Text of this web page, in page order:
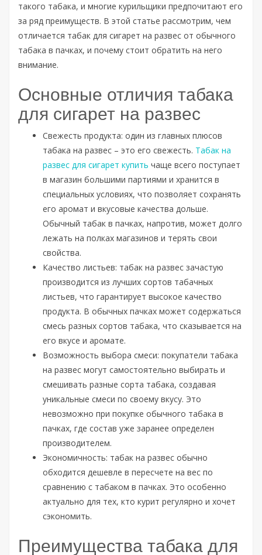
такого табака, и многие курильщики предпочитают его
за ряд преимуществ. В этой статье рассмотрим, чем
отличается табак для сигарет на развес от обычного
табака в пачках, и почему стоит обратить на него
внимание.
Основные отличия табака
для сигарет на развес
Свежесть продукта: один из главных плюсов
табака на развес – это его свежесть. Табак на
развес для сигарет купить чаще всего поступает
в магазин большими партиями и хранится в
специальных условиях, что позволяет сохранять
его аромат и вкусовые качества дольше.
Обычный табак в пачках, напротив, может долго
лежать на полках магазинов и терять свои
свойства.
Качество листьев: табак на развес зачастую
производится из лучших сортов табачных
листьев, что гарантирует высокое качество
продукта. В обычных пачках может содержаться
смесь разных сортов табака, что сказывается на
его вкусе и аромате.
Возможность выбора смеси: покупатели табака
на развес могут самостоятельно выбирать и
смешивать разные сорта табака, создавая
уникальные смеси по своему вкусу. Это
невозможно при покупке обычного табака в
пачках, где состав уже заранее определен
производителем.
Экономичность: табак на развес обычно
обходится дешевле в пересчете на вес по
сравнению с табаком в пачках. Это особенно
актуально для тех, кто курит регулярно и хочет
сэкономить.
Преимущества табака для